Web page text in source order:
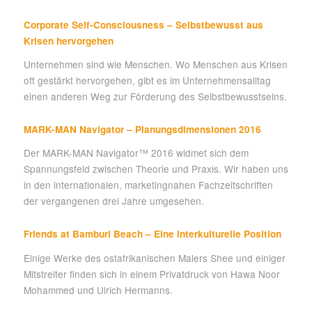
Corporate Self-Consciousness – Selbstbewusst aus
Krisen hervorgehen
Unternehmen sind wie Menschen. Wo Menschen aus Krisen
oft gestärkt hervorgehen, gibt es im Unternehmensalltag
einen anderen Weg zur Förderung des Selbstbewusstseins.
MARK-MAN Navigator – Planungsdimensionen 2016
Der MARK-MAN Navigator™ 2016 widmet sich dem
Spannungsfeld zwischen Theorie und Praxis. Wir haben uns
in den internationalen, marketingnahen Fachzeitschriften
der vergangenen drei Jahre umgesehen.
Friends at Bamburi Beach – Eine interkulturelle Position
Einige Werke des ostafrikanischen Malers Shee und einiger
Mitstreiter finden sich in einem Privatdruck von Hawa Noor
Mohammed und Ulrich Hermanns.